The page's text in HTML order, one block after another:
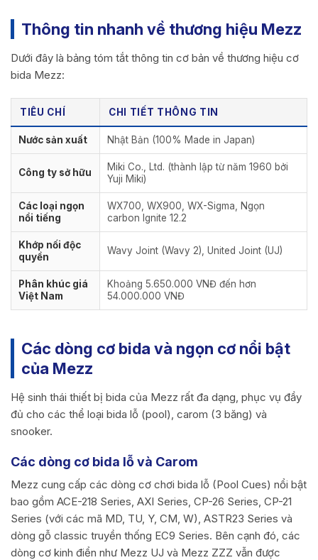
Thông tin nhanh về thương hiệu Mezz
Dưới đây là bảng tóm tắt thông tin cơ bản về thương hiệu cơ
bida Mezz:
TIÊU CHÍ CHI TIẾT THÔNG TIN
Nước sản xuất Nhật Bản (100% Made in Japan)
Công ty sở hữu
Miki Co., Ltd. (thành lập từ năm 1960 bởi
Yuji Miki)
Các loại ngọn
nổi tiếng
WX700, WX900, WX-Sigma, Ngọn
carbon Ignite 12.2
Khớp nối độc
quyền
Wavy Joint (Wavy 2), United Joint (UJ)
Phân khúc giá
Việt Nam
Khoảng 5.650.000 VNĐ đến hơn
54.000.000 VNĐ
Các dòng cơ bida và ngọn cơ nổi bật
của Mezz
Hệ sinh thái thiết bị bida của Mezz rất đa dạng, phục vụ đầy
đủ cho các thể loại bida lỗ (pool), carom (3 băng) và
snooker.
Các dòng cơ bida lỗ và Carom
Mezz cung cấp các dòng cơ chơi bida lỗ (Pool Cues) nổi bật
bao gồm ACE-218 Series, AXI Series, CP-26 Series, CP-21
Series (với các mã MD, TU, Y, CM, W), ASTR23 Series và
dòng gỗ classic truyền thống EC9 Series. Bên cạnh đó, các
dòng cơ kinh điển như Mezz UJ và Mezz ZZZ vẫn được